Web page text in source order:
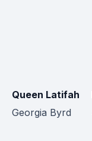
Queen Latifah
Georgia Byrd